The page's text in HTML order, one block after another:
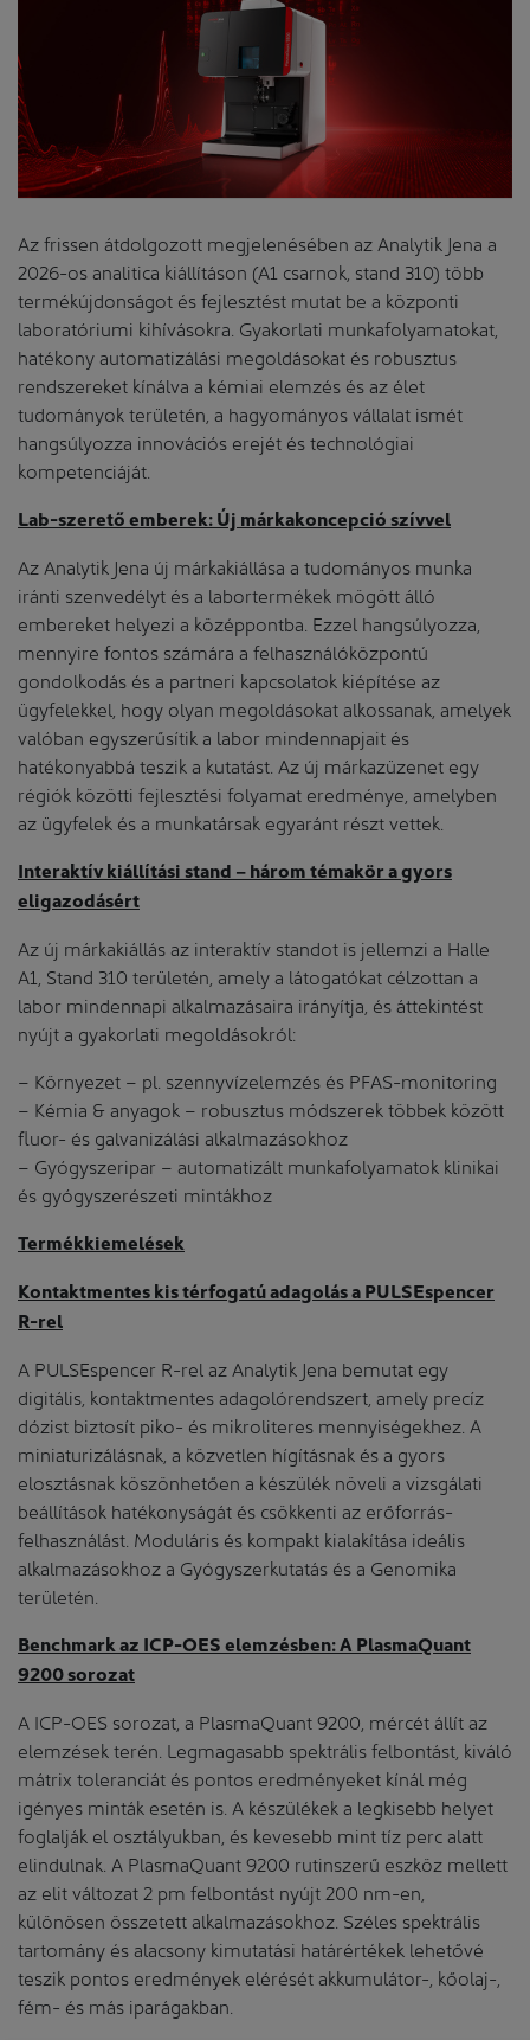
Az frissen átdolgozott megjelenésében az Analytik Jena a
2026-os analitica kiállításon (A1 csarnok, stand 310) több
termékújdonságot és fejlesztést mutat be a központi
laboratóriumi kihívásokra. Gyakorlati munkafolyamatokat,
hatékony automatizálási megoldásokat és robusztus
rendszereket kínálva a kémiai elemzés és az élet
tudományok területén, a hagyományos vállalat ismét
hangsúlyozza innovációs erejét és technológiai
kompetenciáját.
Lab-szerető emberek: Új márkakoncepció szívvel
Az Analytik Jena új márkakiállása a tudományos munka
iránti szenvedélyt és a labortermékek mögött álló
embereket helyezi a középpontba. Ezzel hangsúlyozza,
mennyire fontos számára a felhasználóközpontú
gondolkodás és a partneri kapcsolatok kiépítése az
ügyfelekkel, hogy olyan megoldásokat alkossanak, amelyek
valóban egyszerűsítik a labor mindennapjait és
hatékonyabbá teszik a kutatást. Az új márkazüzenet egy
régiók közötti fejlesztési folyamat eredménye, amelyben
az ügyfelek és a munkatársak egyaránt részt vettek.
Interaktív kiállítási stand – három témakör a gyors
eligazodásért
Az új márkakiállás az interaktív standot is jellemzi a Halle
A1, Stand 310 területén, amely a látogatókat célzottan a
labor mindennapi alkalmazásaira irányítja, és áttekintést
nyújt a gyakorlati megoldásokról:
– Környezet – pl. szennyvízelemzés és PFAS-monitoring
– Kémia & anyagok – robusztus módszerek többek között
fluor- és galvanizálási alkalmazásokhoz
– Gyógyszeripar – automatizált munkafolyamatok klinikai
és gyógyszerészeti mintákhoz
Termékkiemelések
Kontaktmentes kis térfogatú adagolás a PULSEspencer
R-rel
A PULSEspencer R-rel az Analytik Jena bemutat egy
digitális, kontaktmentes adagolórendszert, amely precíz
dózist biztosít piko- és mikroliteres mennyiségekhez. A
miniaturizálásnak, a közvetlen hígításnak és a gyors
elosztásnak köszönhetően a készülék növeli a vizsgálati
beállítások hatékonyságát és csökkenti az erőforrás-
felhasználást. Moduláris és kompakt kialakítása ideális
alkalmazásokhoz a Gyógyszerkutatás és a Genomika
területén.
Benchmark az ICP-OES elemzésben: A PlasmaQuant
9200 sorozat
A ICP-OES sorozat, a PlasmaQuant 9200, mércét állít az
elemzések terén. Legmagasabb spektrális felbontást, kiváló
mátrix toleranciát és pontos eredményeket kínál még
igényes minták esetén is. A készülékek a legkisebb helyet
foglalják el osztályukban, és kevesebb mint tíz perc alatt
elindulnak. A PlasmaQuant 9200 rutinszerű eszköz mellett
az elit változat 2 pm felbontást nyújt 200 nm-en,
különösen összetett alkalmazásokhoz. Széles spektrális
tartomány és alacsony kimutatási határértékek lehetővé
teszik pontos eredmények elérését akkumulátor-, kőolaj-,
fém- és más iparágakban.